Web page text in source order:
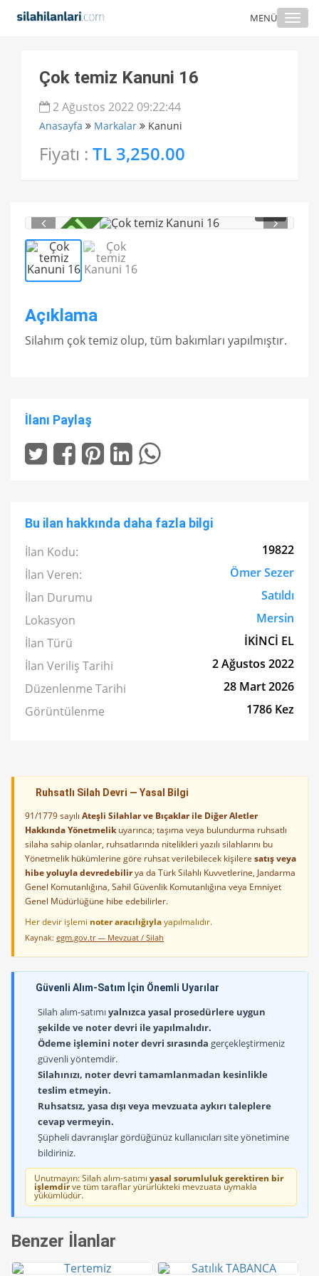
MENÜ
Çok temiz Kanuni 16
2 Ağustos 2022 09:22:44
Anasayfa Markalar Kanuni
Fiyatı : TL 3,250.00
1/ 2
Açıklama
Silahım çok temiz olup, tüm bakımları yapılmıştır.
İlanı Paylaş
Bu ilan hakkında daha fazla bilgi
İlan Kodu:
19822
İlan Veren:
Ömer Sezer
İlan Durumu
Satıldı
Lokasyon
Mersin
İlan Türü
İKİNCİ EL
İlan Veriliş Tarihi
2 Ağustos 2022
Düzenlenme Tarihi
28 Mart 2026
Görüntülenme
1786 Kez
Ruhsatlı Silah Devri — Yasal Bilgi
91/1779 sayılı Ateşli Silahlar ve Bıçaklar ile Diğer Aletler
Hakkında Yönetmelikuyarınca; taşıma veya bulundurma ruhsatlı
silaha sahip olanlar, ruhsatlarında nitelikleri yazılı silahlarını bu
Yönetmelik hükümlerine göre ruhsat verilebilecek kişilere satış veya
hibe yoluyla devredebilirya da Türk Silahlı Kuvvetlerine, Jandarma
Genel Komutanlığına, Sahil Güvenlik Komutanlığına veya Emniyet
Genel Müdürlüğüne hibe edebilirler.
Her devir işlemi noter aracılığıylayapılmalıdır.
Kaynak: egm.gov.tr — Mevzuat / Silah
Güvenli Alım-Satım İçin Önemli Uyarılar
Silah alım-satımıyalnızca yasal prosedürlere uygun
şekilde ve noter devri ile yapılmalıdır.
Ödeme işlemini noter devri sırasında gerçekleştirmeniz
güvenli yöntemdir.
Silahınızı, noter devri tamamlanmadan kesinlikle
teslim etmeyin.
Ruhsatsız, yasa dışı veya mevzuata aykırı taleplere
cevap vermeyin.
Şüpheli davranışlar gördüğünüz kullanıcıları site yönetimine
bildiriniz.
Unutmayın: Silah alım-satımı yasal sorumluluk gerektiren bir
işlemdirve tüm taraflar yürürlükteki mevzuata uymakla
yükümlüdür.
Benzer İlanlar